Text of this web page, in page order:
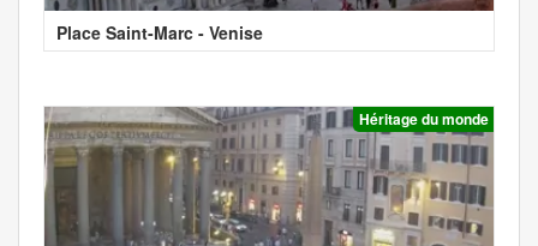
Place Saint-Marc - Venise
Héritage du monde